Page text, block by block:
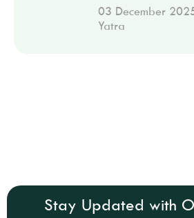
03 December
Yatra
Stay Updated with